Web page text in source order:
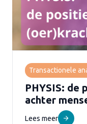
Transactionele
PHYSIS: de
achter
Lees meer